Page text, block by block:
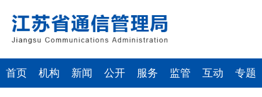
首页 机构 新闻 公开 服务 监管 互动 专题